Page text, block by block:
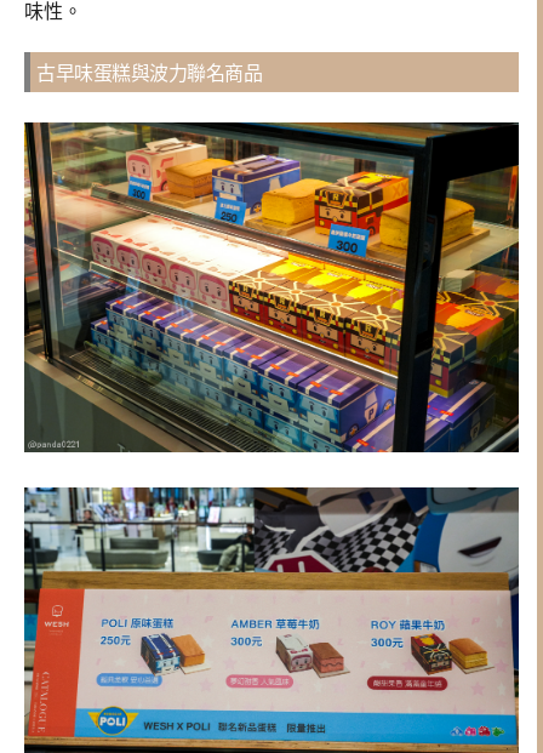
味性。
古早味蛋糕與波力聯名商品